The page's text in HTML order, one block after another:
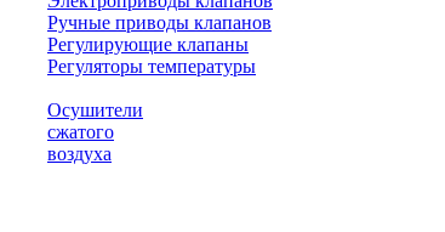
Ручные приводы клапанов
Регулирующие клапаны
Регуляторы температуры
Осушители
сжатого
воздуха